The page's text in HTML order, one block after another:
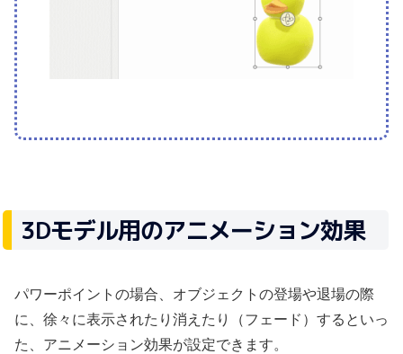
3Dモデル用のアニメーション効果
パワーポイントの場合、オブジェクトの登場や退場の際
に、徐々に表示されたり消えたり（フェード）するといっ
た、アニメーション効果が設定できます。